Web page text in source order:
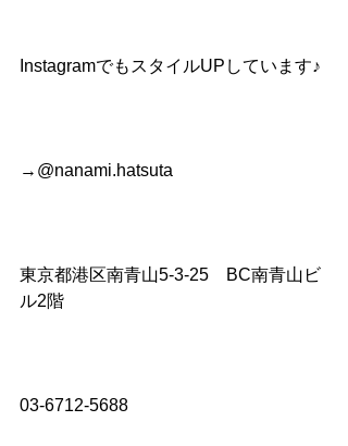
InstagramでもスタイルUPしています♪
→@nanami.hatsuta
東京都港区南青山5-3-25　BC南青山ビ
ル2階
03-6712-5688